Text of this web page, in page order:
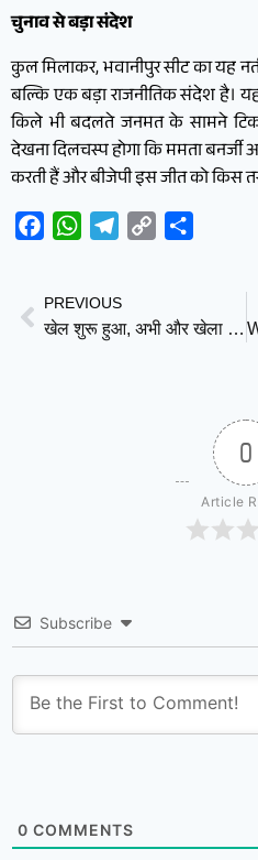
चुनाव से बड़ा संदेश
कुल मिलाकर, भवानीपुर सीट का यह
बल्कि एक बड़ा राजनीतिक संदेश है।
किले भी बदलते जनमत के सामने
देखना दिलचस्प होगा कि ममता बनर्जी
करती हैं और बीजेपी इस जीत को किस
FacebookWhatsAppTelegram
Copy
PREVIOUS
खेल शुरू हुआ, अभी और खेला होगा—क्या ममता संभल पाएंगी?
0
Article
Subscribe
0 COMMENTS